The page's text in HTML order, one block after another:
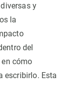
y
la
del
cómo
escribirlo. Esta